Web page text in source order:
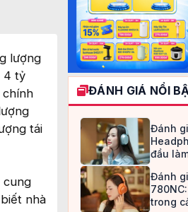
lượng
4 tỷ
chính
tái
cung
nhà
ĐÁNH GIÁ NỔI
Đánh
đầu
an toàn
Đánh
trong